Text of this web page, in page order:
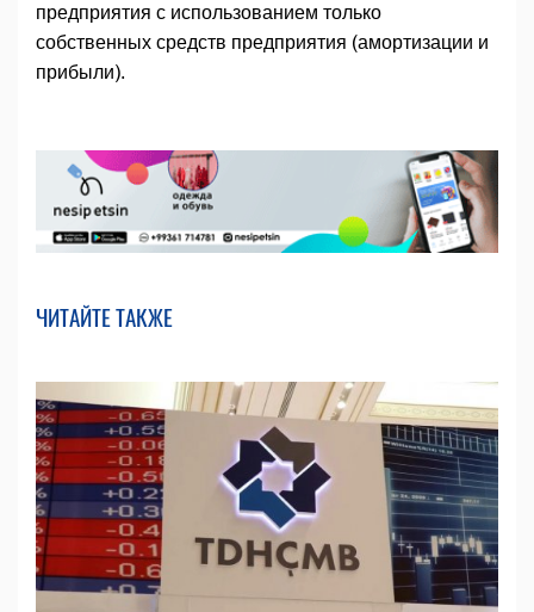
предприятия с использованием только
собственных средств предприятия (амортизации и
прибыли).
ЧИТАЙТЕ ТАКЖЕ